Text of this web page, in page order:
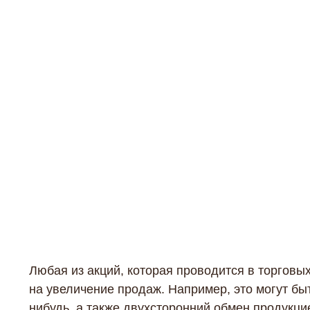
Любая из акций, которая проводится в
на увеличение продаж. Например, это могут